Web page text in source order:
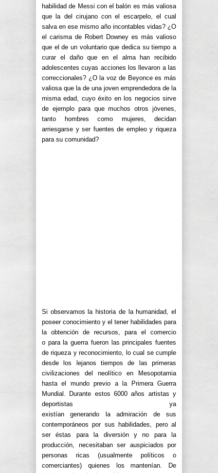
habilidad de Messi con el balón es más valiosa
que la del cirujano con el escarpelo, el cual
salva en ese mismo año incontables vidas? ¿O
el carisma de Robert Downey es más valioso
que el de un voluntario que dedica su tiempo a
curar el daño que en el alma han recibido
adolescentes cuyas acciones los llevaron a las
correccionales? ¿O la voz de Beyonce es más
valiosa que la de una joven emprendedora de la
misma edad, cuyo éxito en los negocios sirve
de ejemplo para que muchos otros jóvenes,
tanto hombres como mujeres, decidan
arriesgarse y ser fuentes de empleo y riqueza
para su comunidad?
Si observamos la historia de la humanidad, el
poseer conocimiento y el tener habilidades para
la obtención de recursos, para el comercio
o para la guerra fueron las principales fuentes
de riqueza y reconocimiento, lo cual se cumple
desde los lejanos tiempos de las primeras
civilizaciones del neolítico en Mesopotamia
hasta el mundo previo a la Primera Guerra
Mundial. Durante estos 6000 años artistas y
deportistas ya
existían generando la admiración de sus
contemporáneos por sus habilidades, pero al
ser éstas para la diversión y no para la
producción, necesitaban ser auspiciados por
personas ricas (usualmente políticos o
comerciantes) quienes los mantenían. De